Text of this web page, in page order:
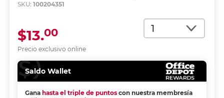
SKU: 100204351
Cantidad
Precio exclusivo online
$13.00
Saldo Wallet
Gana hasta el triple de puntos con nuestra membresía